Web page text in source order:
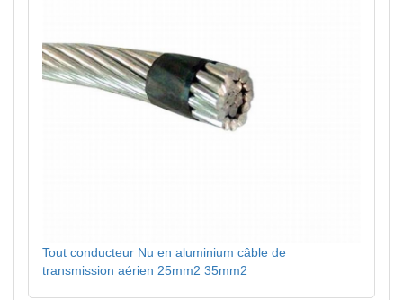
Tout conducteur Nu en aluminium câble de
transmission aérien 25mm2 35mm2